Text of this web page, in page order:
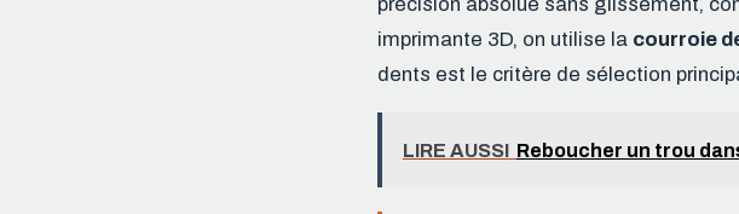
imprimante 3D, on utilise la courroie
dents est le critère de sélection
LIRE AUSSI Reboucher un trou